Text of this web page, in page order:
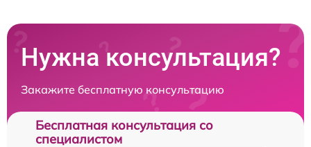
Нужна консультация?
Закажите бесплатную консультацию
Бесплатная консультация со
специалистом